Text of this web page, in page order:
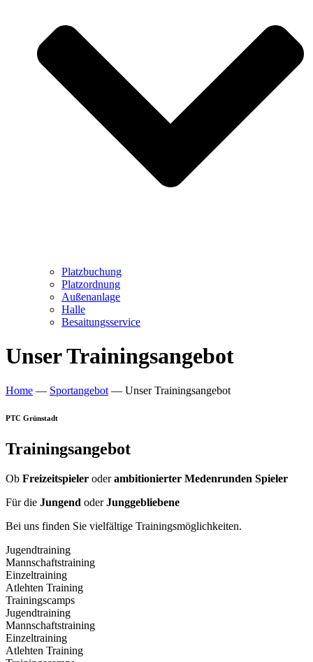
Platzbuchung
Platzordnung
Außenanlage
Halle
Besaitungsservice
Unser Trainingsangebot
Home — Sportangebot — Unser Trainingsangebot
PTC Grünstadt
Trainingsangebot
Ob Freizeitspieler oderambitionierter Medenrunden Spieler
Für die Jungend oderJunggebliebene
Bei uns finden Sie vielfältige Trainingsmöglichkeiten.
Jugendtraining
Mannschaftstraining
Einzeltraining
Atlehten Training
Trainingscamps
Jugendtraining
Mannschaftstraining
Einzeltraining
Atlehten Training